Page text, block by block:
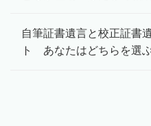
自筆証書遺言と校正証書
ト あなたはどちらを選